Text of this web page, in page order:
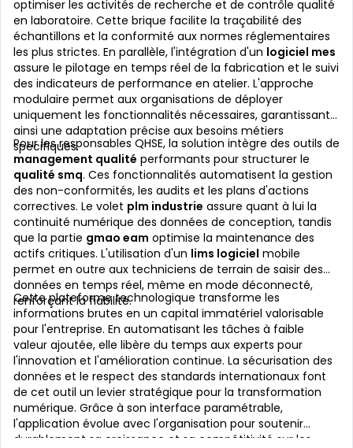
optimiser les activités de recherche et de contrôle qualité
en laboratoire. Cette brique facilite la traçabilité des
échantillons et la conformité aux normes réglementaires
les plus strictes. En parallèle, l'intégration d'un logiciel mes
assure le pilotage en temps réel de la fabrication et le suivi
des indicateurs de performance en atelier. L'approche
modulaire permet aux organisations de déployer
uniquement les fonctionnalités nécessaires, garantissant
ainsi une adaptation précise aux besoins métiers
spécifiques.
Pour les responsables QHSE, la solution intègre des outils de
management qualité performants pour structurer le
qualité smq. Ces fonctionnalités automatisent la gestion
des non-conformités, les audits et les plans d'actions
correctives. Le volet plm industrie assure quant à lui la
continuité numérique des données de conception, tandis
que la partie gmao eam optimise la maintenance des
actifs critiques. L'utilisation d'un lims logiciel mobile
permet en outre aux techniciens de terrain de saisir des
données en temps réel, même en mode déconnecté,
renforçant la fiabilité.
Cette plateforme technologique transforme les
informations brutes en un capital immatériel valorisable
pour l'entreprise. En automatisant les tâches à faible
valeur ajoutée, elle libère du temps aux experts pour
l'innovation et l'amélioration continue. La sécurisation des
données et le respect des standards internationaux font
de cet outil un levier stratégique pour la transformation
numérique. Grâce à son interface paramétrable,
l'application évolue avec l'organisation pour soutenir
durablement sa croissance et sa compétitivité sur les